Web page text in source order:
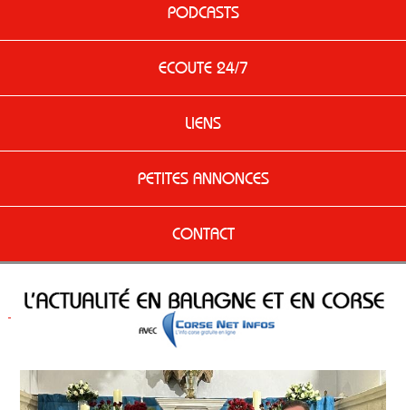
PODCASTS
ECOUTE 24/7
LIENS
PETITES ANNONCES
CONTACT